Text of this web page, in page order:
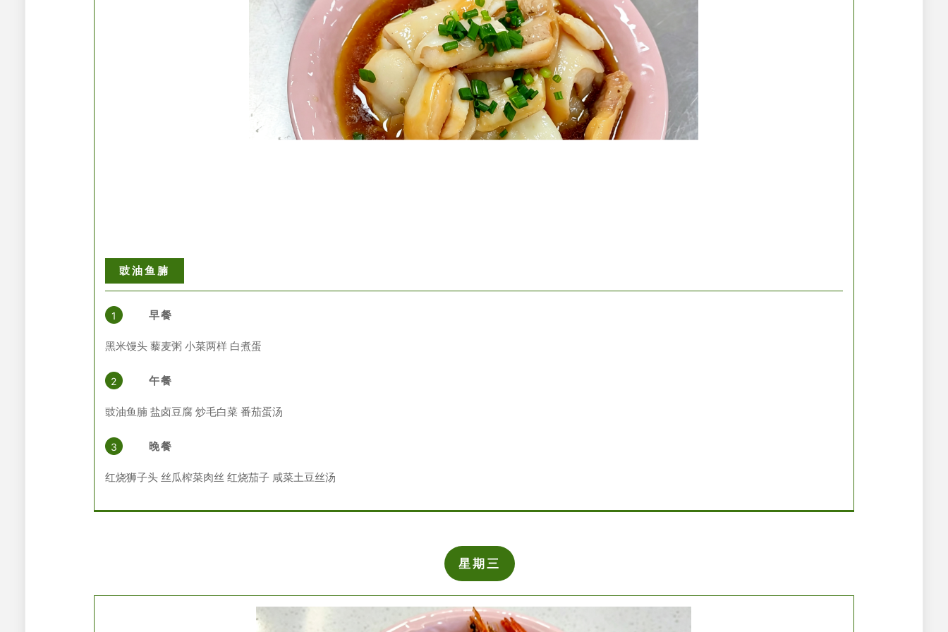
豉油鱼腩
1 早餐
黑米馒头 藜麦粥 小菜两样 白煮蛋
2 午餐
豉油鱼腩盐卤豆腐 炒毛白菜 番茄蛋汤
3 晚餐
红烧狮子头 丝瓜榨菜肉丝 红烧茄子 咸菜土豆丝汤
星期三